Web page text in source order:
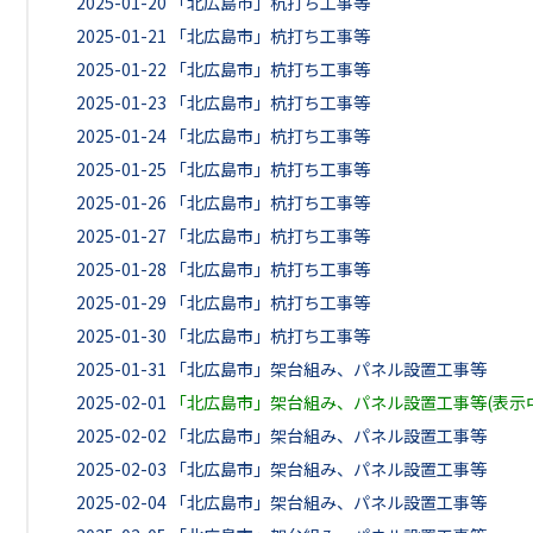
2025-01-21
「北広島市」杭打ち工事等
2025-01-22
「北広島市」杭打ち工事等
2025-01-23
「北広島市」杭打ち工事等
2025-01-24 「北広島市」杭打ち工事等
2025-01-25
「北広島市」杭打ち工事等
2025-01-26
「北広島市」杭打ち工事等
2025-01-27
「北広島市」杭打ち工事等
2025-01-28
「北広島市」杭打ち工事等
2025-01-29
「北広島市」杭打ち工事等
2025-01-30
「北広島市」杭打ち工事等
2025-01-31
「北広島市」架台組み、パネル設置工事等
2025-02-01
「北広島市」架台組み、パネル設置工事等(表示
2025-02-02
「北広島市」架台組み、パネル設置工事等
2025-02-03
「北広島市」架台組み、パネル設置工事等
2025-02-04 「北広島市」架台組み、パネル設置工事等